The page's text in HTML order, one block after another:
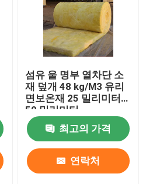
섬유 울 명부 열차단 소
재 덮개 48 kg/M3 유리
면보온재 25 밀리미터
50 밀리미터
최고의 가격
연락처